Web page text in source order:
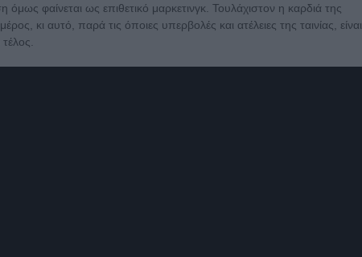
όμως φαίνεται ως επιθετικό μαρκετινγκ. Τουλάχιστον η καρδιά της
κι αυτό, παρά τις όποιες υπερβολές και ατέλειες της ταινίας, είναι